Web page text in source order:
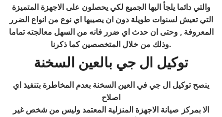
والتي دائما يلجأ اليها الجميع لكي يحصلون على الاجهزة المتميزة
التي تعيش لسنوات طويلة دون ان يصيبها اي نوع من انواع الضرر
المعروفة , وحتى ان حدث اي ضرر فانه من السهل معالجته تماما
وذلك من خلال المتخصصين كما ذكرنا.
توكيل ال جي بالعين السخنة
ينصح توكيل ال جي في العين السخنة بعدم المخاطرة بتنفيذ اي
اصلاح
الا بمركز صيانة الاجهزة المنزلية المعتمد وليس من شخص غير